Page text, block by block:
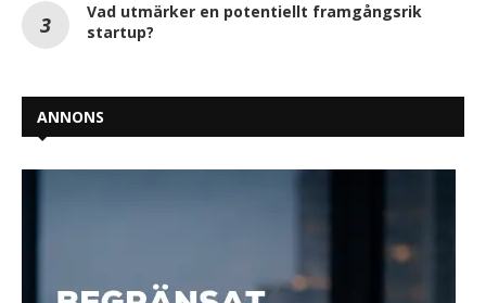
Vad utmärker en potentiellt framgångsrik
startup?
ANNONS